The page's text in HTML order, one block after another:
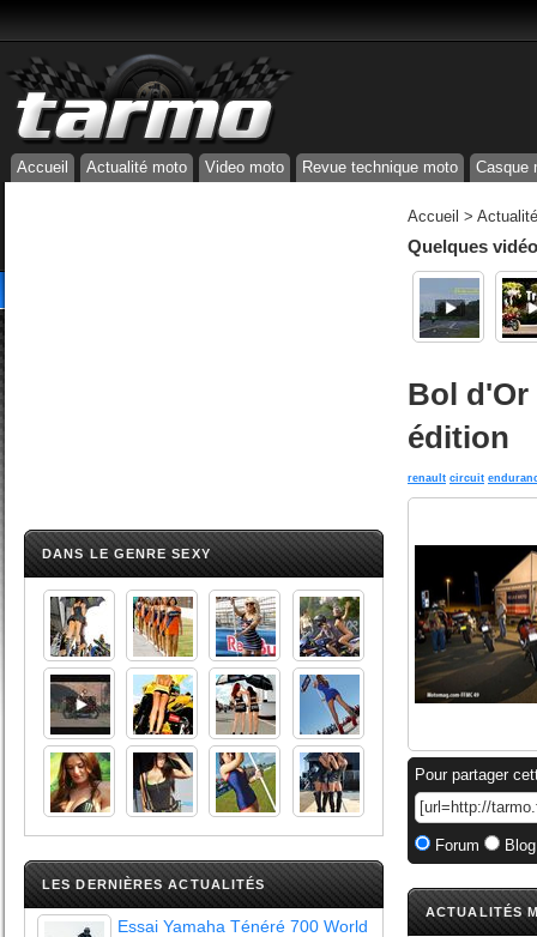
Accueil Actualité moto Video moto Revue technique moto Casque
DANS LE GENRE SEXY
LES DERNIÈRES ACTUALITÉS
Essai Yamaha Ténéré 700 World
Accueil >
Quelques
Bol d'Or
édition
renault circuit
Pour partager
Forum
ACTUALITÉS